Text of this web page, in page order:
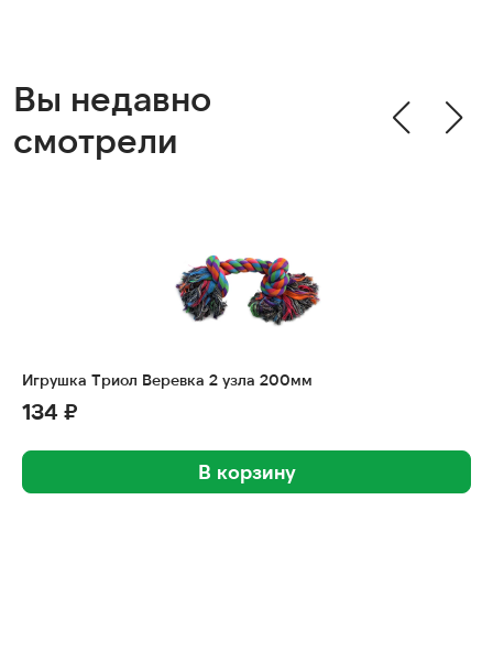
Вы недавно
смотрели
Игрушка Триол Веревка 2 узла 200мм
134 ₽
В корзину